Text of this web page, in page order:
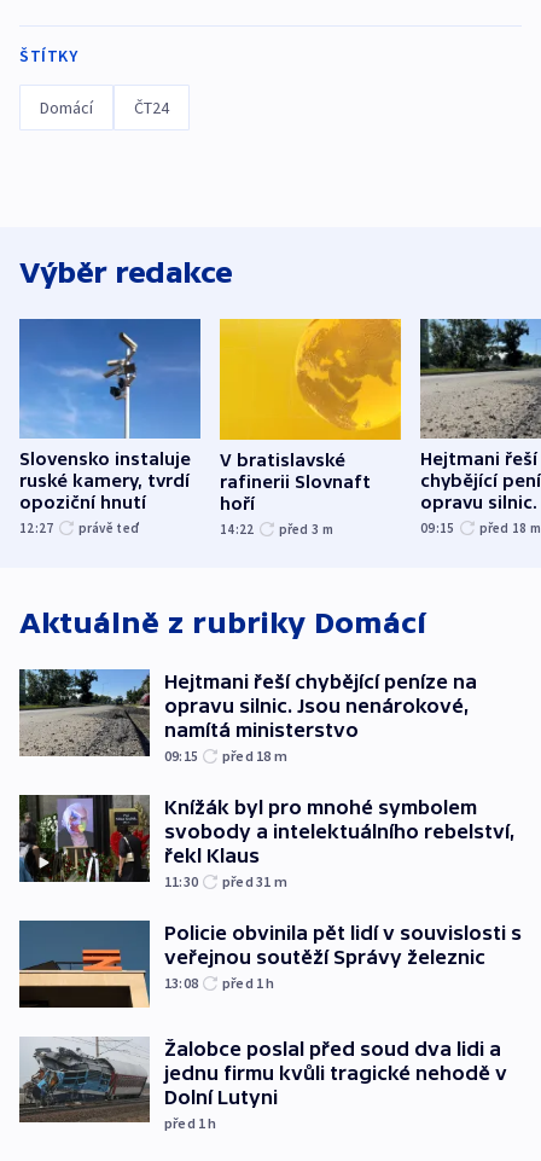
ŠTÍTKY
Domácí ČT24
Výběr redakce
Slovensko instaluje
ruské kamery, tvrdí
opoziční hnutí
12:27 právě teď
V bratislavské
rafinerii Slovnaft
hoří
14:22 před 3 m
Hejtmani řeší
chybějící
opravu silnic.
nenárokové,
09:15 před 18 m
Aktuálně z rubriky Domácí
Hejtmani řeší chybějící peníze na
opravu silnic. Jsou nenárokové,
namítá ministerstvo
09:15 před 18 m
Knížák byl pro mnohé symbolem
svobody a intelektuálního rebelství,
řekl Klaus
11:30 před 31 m
Policie obvinila pět lidí v souvislosti s
veřejnou soutěží Správy železnic
13:08 před 1h
Žalobce poslal před soud dva lidi a
jednu firmu kvůli tragické nehodě v
Dolní Lutyni
před 1h